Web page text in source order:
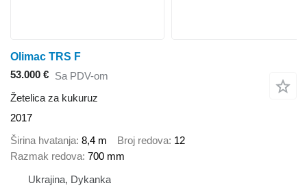
Olimac TRS F
53.000 € Sa PDV-om
Žetelica za kukuruz
2017
Širina hvatanja 8,4 m Broj redova 12
Razmak redova 700 mm
Ukrajina, Dykanka